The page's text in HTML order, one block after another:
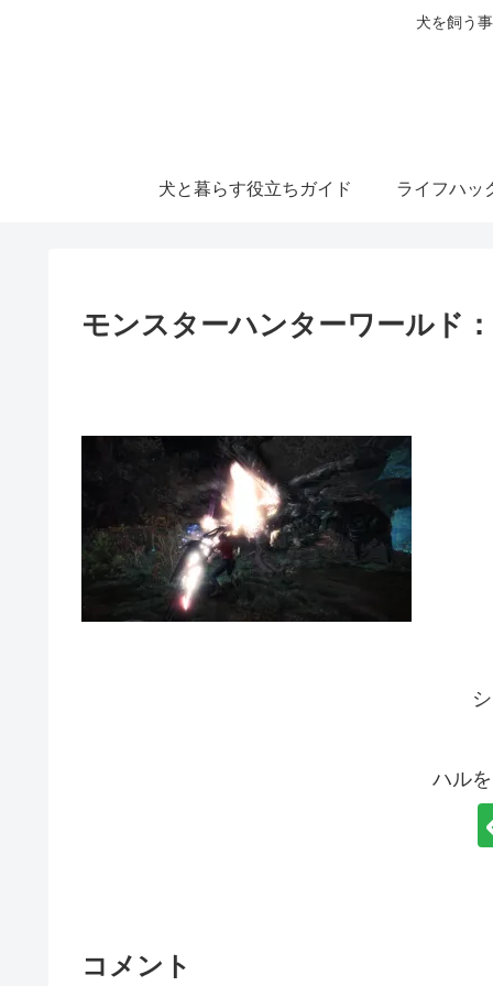
犬を飼う
犬と暮らす役立ちガイド ライフハッ
モンスターハンターワールド
ハル
コメント